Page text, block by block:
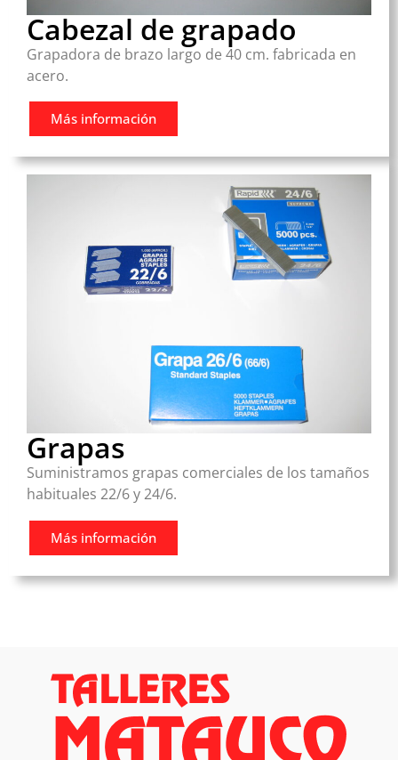
Cabezal de grapado
Grapadora de brazo largo de 40 cm. fabricada en
acero.
Más información
Grapas
Suministramos grapas comerciales de los tamaños
habituales 22/6 y 24/6.
Más información